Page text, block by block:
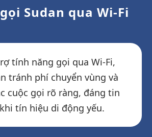
Sudan qua Wi-Fi
tính năng gọi qua Wi-Fi,
tránh phí chuyển vùng và
cuộc gọi rõ ràng, đáng tin
tín hiệu di động yếu.